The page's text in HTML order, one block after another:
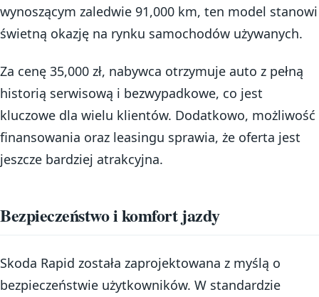
wynoszącym zaledwie 91,000 km, ten model stanowi
świetną okazję na rynku samochodów używanych.
Za cenę 35,000 zł, nabywca otrzymuje auto z pełną
historią serwisową i bezwypadkowe, co jest
kluczowe dla wielu klientów. Dodatkowo, możliwość
finansowania oraz leasingu sprawia, że oferta jest
jeszcze bardziej atrakcyjna.
Bezpieczeństwo i komfort jazdy
Skoda Rapid została zaprojektowana z myślą o
bezpieczeństwie użytkowników. W standardzie